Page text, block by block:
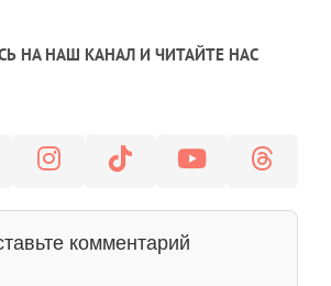
НА НАШ КАНАЛ И ЧИТАЙТЕ НАС
комментарий